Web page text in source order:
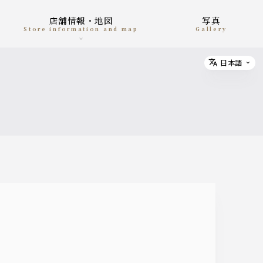
店舗情報・地図
Store information and map
写真
gallery
Select
日本語